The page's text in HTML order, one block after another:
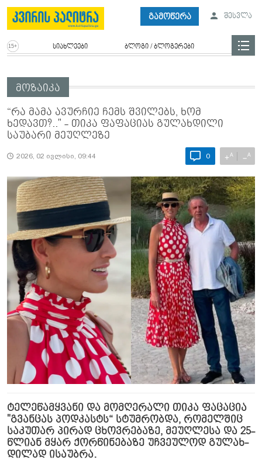
გამოწერა შესვლა
სიახლეები ბლოგი / ბლოგერები
მოზაიკა
“რა მამა ავურჩიე ჩემს შვილებს, ხომ
ხედავთ?.." - თიკა ფაფაციას გულახდილი
საუბარი მეუღლეზე
2026, 02 ივლისი, 09:44 0 +A −A
ტე­ლე­წამ­ყვა­ნი და მომ­ღე­რა­ლი თიკა ფა­ცა­ცია
"გვან­ცას პოდ­კასტს“ სტუმ­რობ­და, რო­მელ­შიც
სა­კუ­თარ პი­რად ცხოვ­რე­ბა­ზე, მე­უღ­ლე­სა და 25-
წლი­ან მყარ ქორ­წი­ნე­ბა­ზე უჩ­ვე­უ­ლოდ გუ­ლახ­
დი­ლად ისა­უბ­რა.